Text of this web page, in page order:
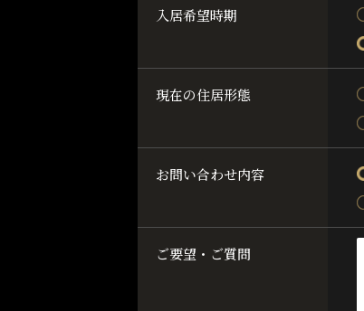
入居希望時期
現在の住居形態
お問い合わせ内容
ご要望・ご質問